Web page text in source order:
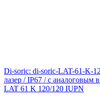
Di-soric: di-soric-LAT-61-K-
лазер / IP67 / с
LAT 61 K 120/120 IUPN